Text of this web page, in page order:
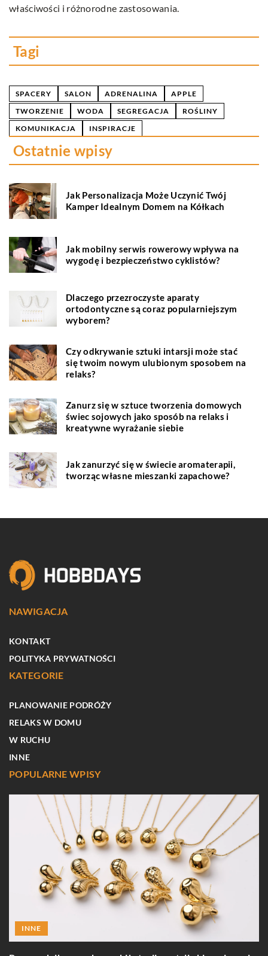
właściwości i różnorodne zastosowania.
Tagi
SPACERY SALON ADRENALINA
APPLE
TWORZENIE
WODA SEGREGACJA
ROŚLINY
KOMUNIKACJA
INSPIRACJE
Ostatnie wpisy
Jak Personalizacja Może Uczynić Twój
Kamper Idealnym Domem na Kółkach
Jak mobilny serwis rowerowy wpływa na
wygodę i bezpieczeństwo cyklistów?
Dlaczego przezroczyste aparaty
ortodontyczne są coraz popularniejszym
wyborem?
Czy odkrywanie sztuki intarsji może stać
się twoim nowym ulubionym sposobem na
relaks?
Zanurz się w sztuce tworzenia domowych
świec sojowych jako sposób na relaks i
kreatywne wyrażanie siebie
Jak zanurzyć się w świecie aromaterapii,
tworząc własne mieszanki zapachowe?
NAWIGACJA
KONTAKT
POLITYKA PRYWATNOŚCI
KATEGORIE
PLANOWANIE PODRÓŻY
RELAKS W DOMU
W RUCHU
INNE
POPULARNE WPISY
INNE